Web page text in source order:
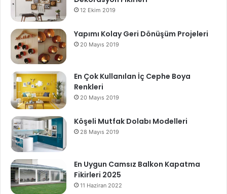
12 Ekim 2019
Yapımı Kolay Geri Dönüşüm Projeleri
20 Mayıs 2019
En Çok Kullanılan İç Cephe Boya
Renkleri
20 Mayıs 2019
Köşeli Mutfak Dolabı Modelleri
28 Mayıs 2019
En Uygun Camsız Balkon Kapatma
Fikirleri 2025
11 Haziran 2022